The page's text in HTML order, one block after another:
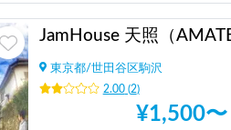
東京都/世田谷区駒沢
2.00(2)
¥1,500〜